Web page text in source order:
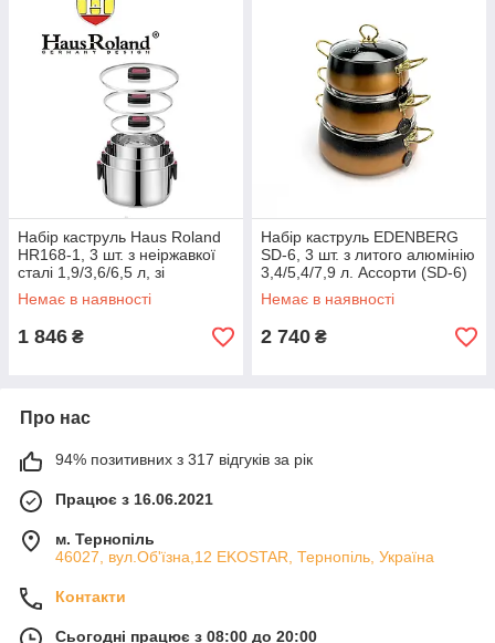
Набір каструль Haus Roland
HR168-1, 3 шт. з неіржавкої
сталі 1,9/3,6/6,5 л, зі
складаними ручками.
Сріблястий (HR168-1)
Немає в наявності
1 846 ₴
Набір каструль EDENBERG
SD-6, 3 шт. з литого алюмінію
3,4/5,4/7,9 л. Ассорти (SD-6)
ЕКОБОКС
Немає в наявності
2 740 ₴
Про нас
94% позитивних з 317 відгуків за рік
Працює з 16.06.2021
м. Тернопіль
46027, вул.Об'їзна,12 EKOSTAR, Тернопіль, Україна
Контакти
Сьогодні працює з 08:00 до 20:00